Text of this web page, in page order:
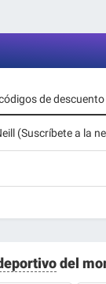
de descuento
(Suscríbete a la
del